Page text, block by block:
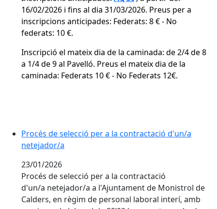
16/02/2026 i fins al dia 31/03/2026. Preus per a
inscripcions anticipades: Federats: 8 € - No
federats: 10 €.
Inscripció el mateix dia de la caminada: de 2/4 de 8
a 1/4 de 9 al Pavelló. Preus el mateix dia de la
caminada: Federats 10 € - No Federats 12€.
Procés de selecció per a la contractació d'un/a
netejador/a
23/01/2026
Procés de selecció per a la contractació
d'un/a netejador/a a l'Ajuntament de Monistrol de
Calders, en règim de personal laboral interí, amb